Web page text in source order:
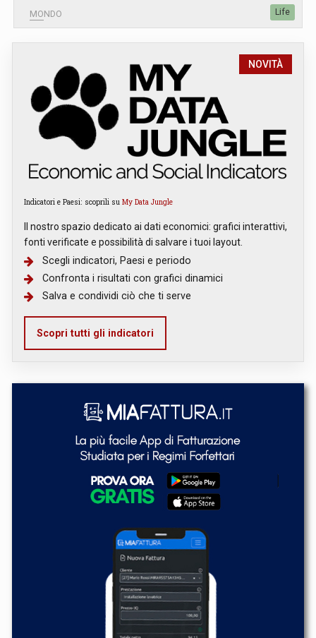
MONDO Life
NOVITÀ
Indicatori e Paesi: scoprili su My Data Jungle
Il nostro spazio dedicato ai dati economici: grafici interattivi,
fonti verificate e possibilità di salvare i tuoi layout.
Scegli indicatori, Paesi e periodo
Confronta i risultati con grafici dinamici
Salva e condividi ciò che ti serve
Scopri tutti gli indicatori